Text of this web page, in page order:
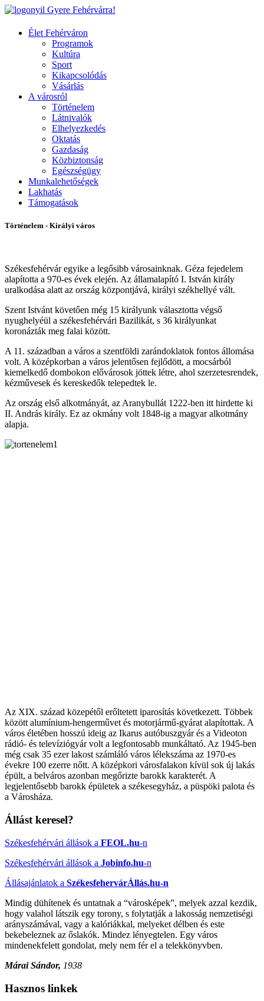
Gyere Fehérvárra!
Élet Fehérváron
Programok
Kultúra
Sport
Kikapcsolódás
Vásárlás
A városról
Történelem
Látnivalók
Elhelyezkedés
Oktatás
Gazdaság
Közbiztonság
Egészségügy
Munkalehetőségek
Lakhatás
Támogatások
Történelem - Királyi város
Székesfehérvár egyike a legősibb városainknak. Géza fejedelem
alapította a 970-es évek elején. Az államalapító I. István király
uralkodása alatt az ország központjává, királyi székhellyé vált.
Szent Istvánt követően még 15 királyunk választotta végső
nyughelyéül a székesfehérvári Bazilikát, s 36 királyunkat
koronázták meg falai között.
A 11. században a város a szentföldi zarándoklatok fontos állomása
volt. A középkorban a város jelentősen fejlődött, a mocsárból
kiemelkedő dombokon elővárosok jöttek létre, ahol szerzetesrendek,
kézművesek és kereskedők telepedtek le.
Az ország első alkotmányát, az Aranybullát 1222-ben itt hirdette ki
II. András király. Ez az okmány volt 1848-ig a magyar alkotmány
alapja.
Az XIX. század közepétől erőltetett iparosítás következett. Többek
között alumínium-hengerművet és motorjármű-gyárat alapítottak. A
város életében hosszú ideig az Ikarus autóbuszgyár és a Videoton
rádió- és televíziógyár volt a legfontosabb munkáltató. Az 1945-ben
még csak 35 ezer lakost számláló város lélekszáma az 1970-es
évekre 100 ezerre nőtt. A középkori városfalakon kívül sok új lakás
épült, a belváros azonban megőrizte barokk karakterét. A
legjelentősebb barokk épületek a székesegyház, a püspöki palota és
a Városháza.
Állást keresel?
Székesfehérvári állások a FEOL.hu-n
Székesfehérvári állások a Jobinfo.hu-n
Állásajánlatok a SzékesfehervárÁllás.hu-n
Mindig dühítenek és untatnak a “városképek”, melyek azzal kezdik,
hogy valahol látszik egy torony, s folytatják a lakosság nemzetiségi
arányszámával, vagy a kalóriákkal, melyeket délben és este
bekebeleznek az őslakók. Mindez lényegtelen. Egy város
mindenekfelett gondolat, mely nem fér el a telekkönyvben.
Márai Sándor, 1938
Hasznos linkek